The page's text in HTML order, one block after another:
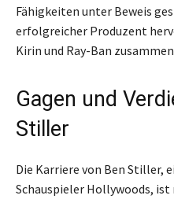
Fähigkeiten unter Beweis
erfolgreicher Produzent
Kirin und Ray-Ban
Gagen und
Stiller
Die Karriere von Ben Stiller,
Schauspieler Hollywoods, ist